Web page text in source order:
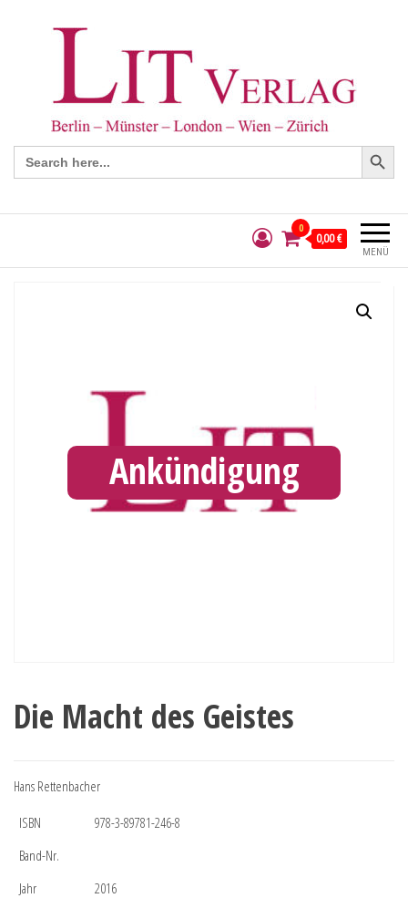
Search
for:
Search Button
MENÜ
0
0,00 €
Ankündigung
Die Macht des Geistes
Hans Rettenbacher
ISBN
978-3-89781-246-8
Band-Nr.
Jahr
2016